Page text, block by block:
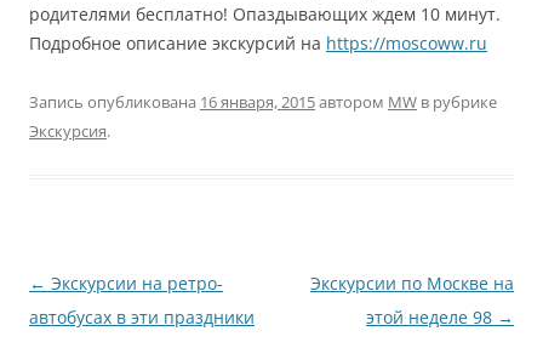
родителями бесплатно! Опаздывающих ждем 10 минут.
Подробное описание экскурсий на https://moscoww.ru
Запись опубликована 16 января, 2015автором MW в рубрике
Экскурсия.
Навигация
по
← Экскурсии на ретро-
автобусах в эти праздники
Экскурсии по Москве на
этой неделе 98 →